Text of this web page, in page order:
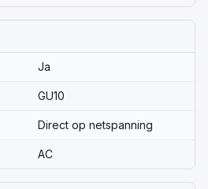
Ja
GU10
Direct op netspanning
AC